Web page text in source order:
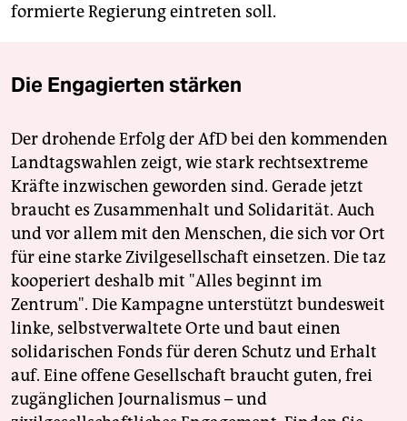
formierte Regierung eintreten soll.
Die Engagierten stärken
Der drohende Erfolg der AfD bei den kommenden
Landtagswahlen zeigt, wie stark rechtsextreme
Kräfte inzwischen geworden sind. Gerade jetzt
braucht es Zusammenhalt und Solidarität. Auch
und vor allem mit den Menschen, die sich vor Ort
für eine starke Zivilgesellschaft einsetzen. Die taz
kooperiert deshalb mit "Alles beginnt im
Zentrum". Die Kampagne unterstützt bundesweit
linke, selbstverwaltete Orte und baut einen
solidarischen Fonds für deren Schutz und Erhalt
auf. Eine offene Gesellschaft braucht guten, frei
zugänglichen Journalismus – und